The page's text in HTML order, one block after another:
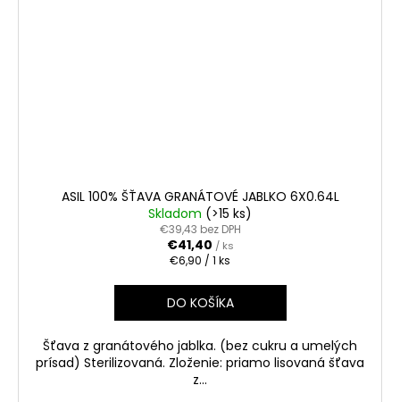
ASIL 100% ŠŤAVA GRANÁTOVÉ JABLKO 6X0.64L
Skladom (>15 ks)
€39,43 bez DPH
€41,40 / ks
Jednotková
€6,90 / 1 ks
DO KOŠÍKA
Šťava z granátového jablka. (bez cukru a umelých
prísad) Sterilizovaná. Zloženie: priamo lisovaná šťava
z...